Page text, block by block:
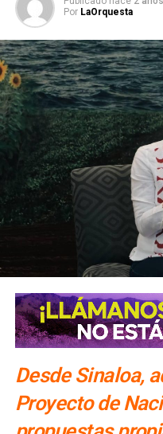
Por LaOrquesta
Desde Sinaloa,
Proyecto de